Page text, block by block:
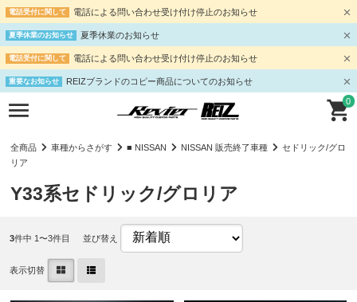
電話受付に関して 電話による問い合わせ受け付け停止のお知らせ
夏季休業のお知らせ 夏季休業のお知らせ
電話受付に関して 電話による問い合わせ受け付け停止のお知らせ
重要なお知らせ REIZブランドのコピー商品についてのお知らせ
0
全商品 車種からさがす ■ NISSAN NISSAN 販売終了車種
セドリック/グロ
リア
Y33系セドリック/グロリア
3件中 1〜3件目 並び替え
表示切替